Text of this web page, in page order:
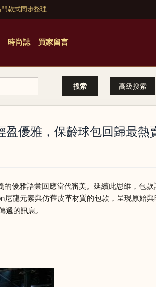
款式同步整理
時尚誌 買家留言
高級搜索
盈優雅，保齡球包回歸最熱
優雅語彙回應當代審美。延續此思維，包
龍元素與仿舊皮革材質的包款，呈現原始
遞的訊息。